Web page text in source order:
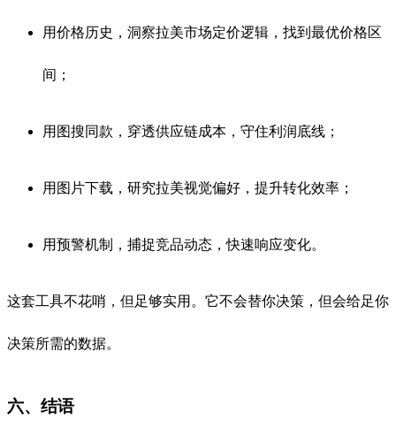
用价格历史，洞察拉美市场定价逻辑，找到最优价格区
间；
用图搜同款，穿透供应链成本，守住利润底线；
用图片下载，研究拉美视觉偏好，提升转化效率；
用预警机制，捕捉竞品动态，快速响应变化。
这套工具不花哨，但足够实用。它不会替你决策，但会给足你
决策所需的数据。
六、结语